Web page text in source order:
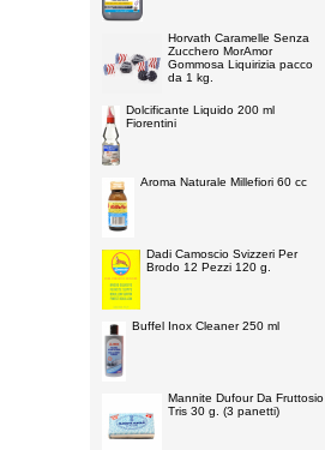
Horvath Caramelle Senza
Zucchero MorAmor
Gommosa Liquirizia pacco
da 1 kg.
Dolcificante Liquido 200 ml
Fiorentini
Aroma Naturale Millefiori 60 cc
Dadi Camoscio Svizzeri Per
Brodo 12 Pezzi 120 g.
Buffel Inox Cleaner 250 ml
Mannite Dufour Da Fruttosio
Tris 30 g. (3 panetti)